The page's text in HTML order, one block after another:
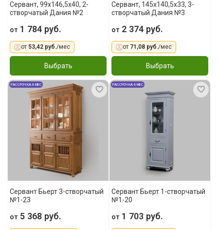
Сервант, 99x146,5x40, 2-
створчатый Дания №2
от1 784 руб.
от 53,42 руб./мес
Выбрать
Сервант, 145x140,5x33, 3-
створчатый Дания №3
от2 374 руб.
от 71,08 руб./мес
Выбрать
РАССРОЧКА 6 МЕС
Сервант Бьерт 3-створчатый
№1-23
от5 368 руб.
РАССРОЧКА 6 МЕС
Сервант Бьерт 1-створчатый
№1-20
от1 703 руб.